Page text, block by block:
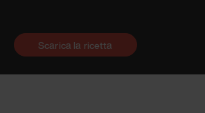
Scarica la ricetta